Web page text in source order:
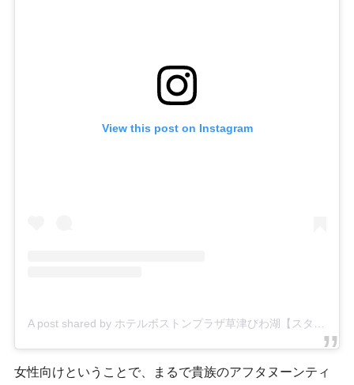
View this post on Instagram
女性向けということで、まるで貴族のアフタヌーンティ